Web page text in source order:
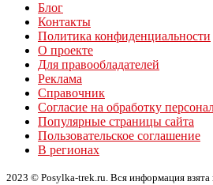
Блог
Контакты
Политика конфиденциальности
О проекте
Для правообладателей
Реклама
Справочник
Согласие на обработку
Популярные страницы сайта
Пользовательское соглашение
В регионах
2023 © Posylka-trek.ru. Вся информация взята